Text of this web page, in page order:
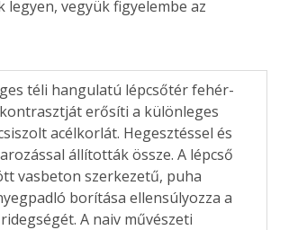
vegyük figyelembe az
erősíti a különleges
acélkorlát. Hegesztéssel és
állították össze. A lépcső
vasbeton szerkezetű, puha
borítása ellensúlyozza a
A naiv művészeti